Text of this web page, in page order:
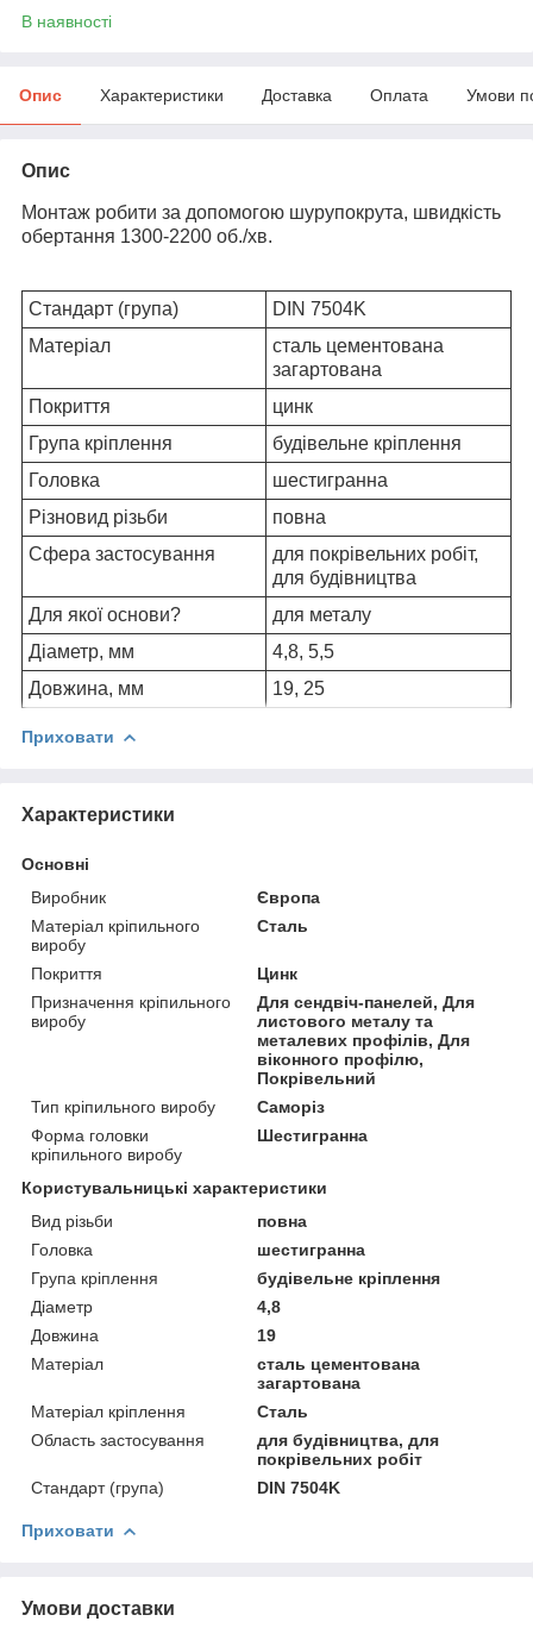
В наявності
Опис Характеристики Доставка Оплата Умови
Опис
Монтаж робити за допомогою шурупокрута, швидкість
обертання 1300-2200 об./хв.
Стандарт (група)
DIN 7504K
Матеріал
сталь цементована
загартована
Покриття
цинк
Група кріплення
будівельне кріплення
Головка
шестигранна
Різновид різьби
повна
Сфера застосування
для покрівельних робіт,
для будівництва
Для якої основи?
для металу
Діаметр, мм
4,8, 5,5
Довжина, мм
19, 25
Приховати
Характеристики
Основні
Виробник
Європа
Матеріал кріпильного
виробу
Сталь
Покриття
Цинк
Призначення кріпильного
виробу
Для сендвіч-панелей, Для
листового металу та
металевих профілів, Для
віконного профілю,
Покрівельний
Тип кріпильного виробу
Саморіз
Форма головки
кріпильного виробу
Шестигранна
Користувальницькі характеристики
Вид різьби
повна
Головка
шестигранна
Група кріплення
будівельне кріплення
Діаметр
4,8
Довжина
19
Матеріал
сталь цементована
загартована
Матеріал кріплення
Сталь
Область застосування
для будівництва, для
покрівельних робіт
Стандарт (група)
DIN 7504K
Приховати
Умови доставки